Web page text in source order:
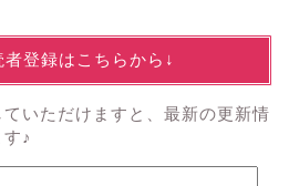
者登録はこちらから↓
いただけますと、最新の更新情
♪